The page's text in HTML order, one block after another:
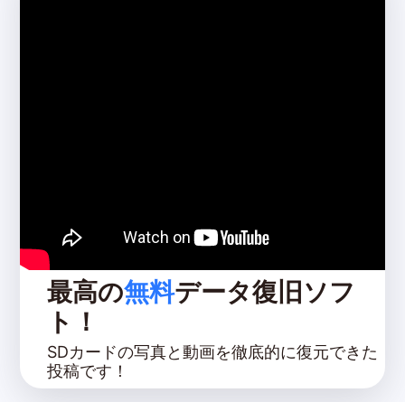
最高の無料データ復旧ソフ
ト！
SDカードの写真と動画を徹底的に復元できた
投稿です！